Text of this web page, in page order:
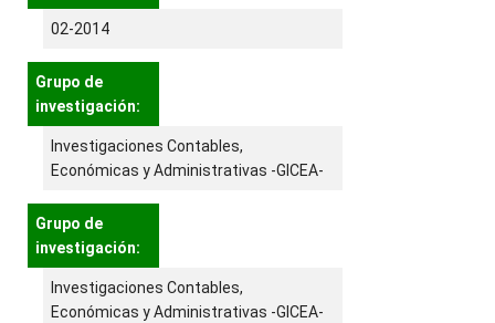
02-2014
Grupo de
investigación:
Investigaciones Contables,
Económicas y Administrativas -GICEA-
Grupo de
investigación:
Investigaciones Contables,
Económicas y Administrativas -GICEA-